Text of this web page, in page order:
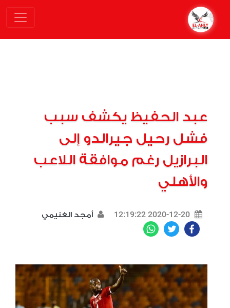
عبد الحفيظ يكشف سبب
فشل رحيل جيرالدو إلى
البرازيل رغم موافقة اللاعب
والأهلي
2020-12-20 12:19:22 أمجد الغنيمي
Facebook
Twitter